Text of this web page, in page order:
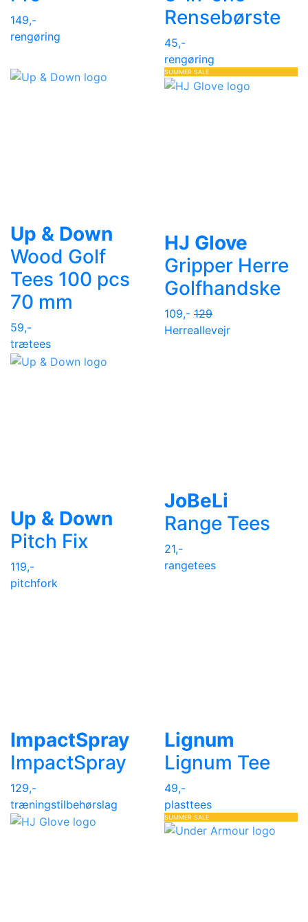
149,-
rengøring
Rensebørste
45,-
rengøring
Up & Down
Wood Golf
Tees 100 pcs
70 mm
59,-
trætees
SUMMER SALE
HJ Glove
Gripper Herre
Golfhandske
109,- 129
Herreallevejr
Up & Down
Pitch Fix
119,-
pitchfork
JoBeLi
Range Tees
21,-
rangetees
ImpactSpray
ImpactSpray
129,-
træningstilbehørslag
Lignum
Lignum Tee
49,-
plasttees
SUMMER SALE